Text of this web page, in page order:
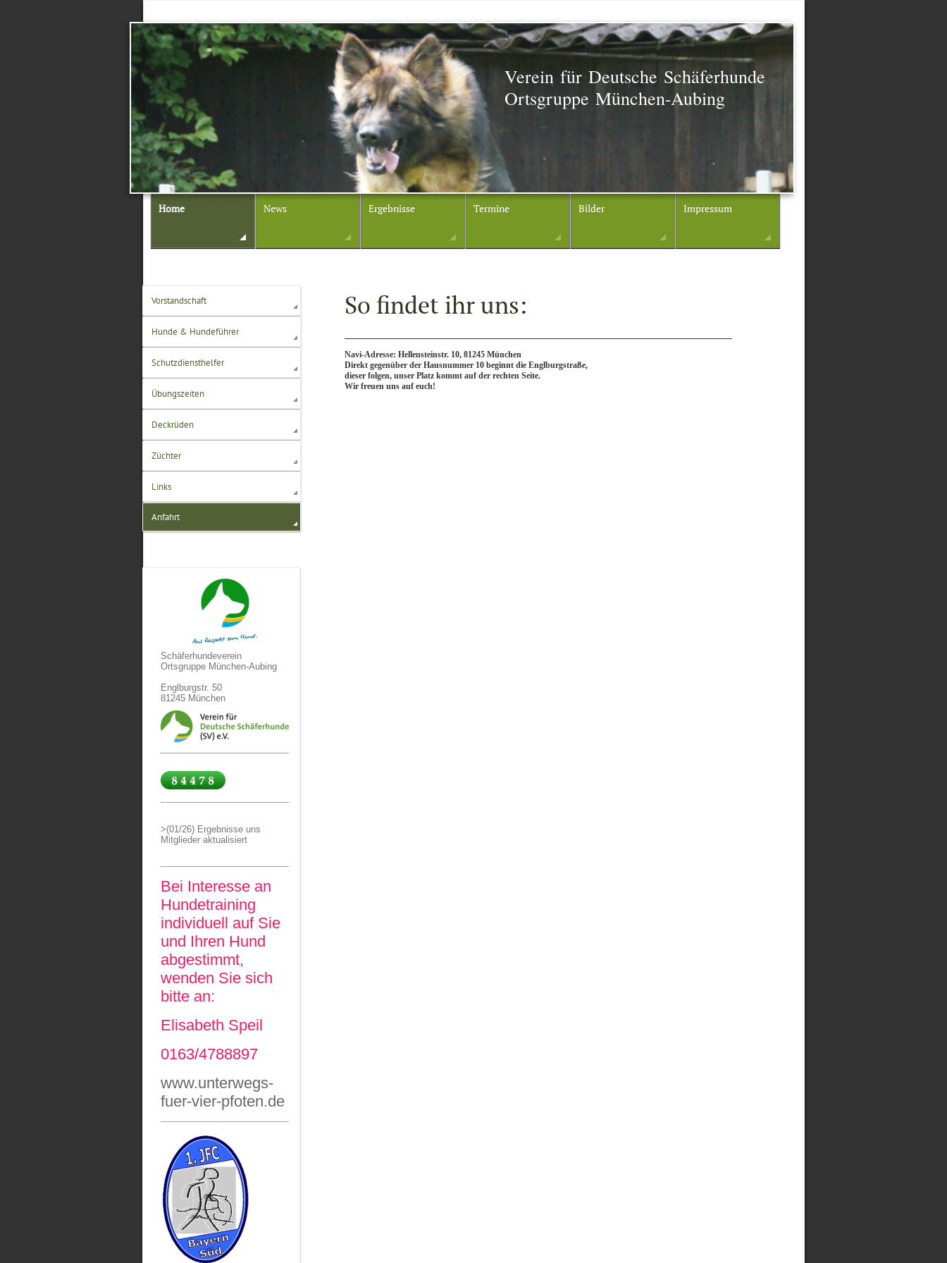
Verein für Deutsche Schäferhunde
Ortsgruppe München-Aubing
Home News Ergebnisse Termine Bilder Impressum
Vorstandschaft
Hunde & Hundeführer
Schutzdiensthelfer
Übungszeiten
Deckrüden
Züchter
Links
Anfahrt
Schäferhundeverein
Ortsgruppe München-Aubing
Englburgstr. 50
81245 München
>(01/26) Ergebnisse uns
Mitglieder aktualisiert
Bei Interesse an
Hundetraining
individuell auf Sie
und Ihren Hund
abgestimmt,
wenden Sie sich
bitte an:
Elisabeth Speil
0163/4788897
www.unterwegs-
fuer-vier-pfoten.de
So findet ihr uns:
Navi-Adresse: Hellensteinstr. 10, 81245 München
Direkt gegenüber der Hausnummer 10 beginnt die Englburgstraße,
dieser folgen, unser Platz kommt auf der rechten Seite.
Wir freuen uns auf euch!